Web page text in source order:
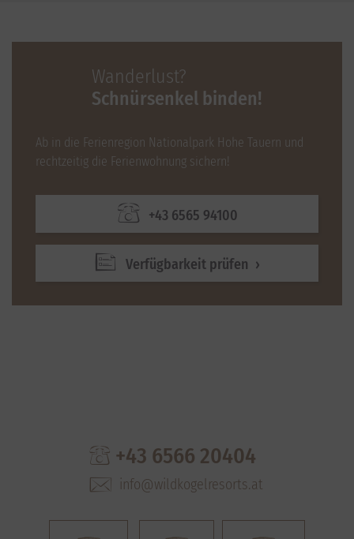
Wanderlust?
Schnürsenkel binden!
Ab in die Ferienregion Nationalpark Hohe Tauern und
rechtzeitig die Ferienwohnung sichern!
+43 6565 94100
Verfügbarkeit prüfen
+43 6566 20404
info@wildkogelresorts.at